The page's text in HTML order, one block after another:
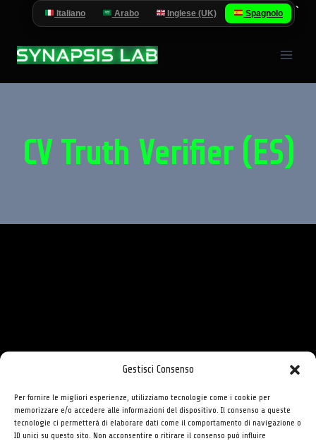
Gestisci Consenso
Per fornire le migliori esperienze, utilizziamo tecnologie come i cookie per
memorizzare e/o accedere alle informazioni del dispositivo. Il consenso a queste
tecnologie ci permetterà di elaborare dati come il comportamento di navigazione o
ID unici su questo sito. Non acconsentire o ritirare il consenso può influire
contenuto
Italiano Arabo Inglese (UK) Spagnolo `
CV Truth Verifier (ES)